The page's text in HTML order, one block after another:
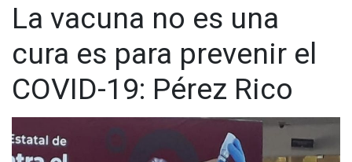
La vacuna no es una
cura es para prevenir el
COVID-19: Pérez Rico